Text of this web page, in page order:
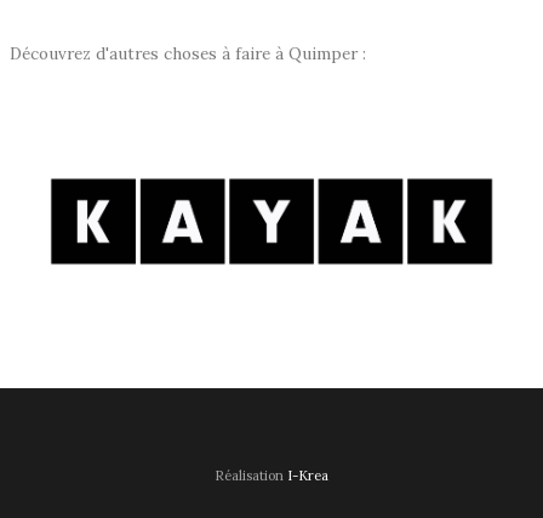
Découvrez d'autres choses à faire à Quimper :
Réalisation I-Krea